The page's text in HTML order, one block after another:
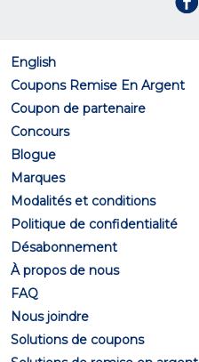
English
Coupons Remise En Argent
Coupon de partenaire
Concours
Blogue
Marques
Modalités et conditions
Politique de confidentialité
Désabonnement
À propos de nous
FAQ
Nous joindre
Solutions de coupons